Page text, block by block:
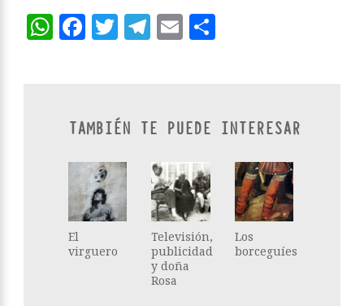
WhatsApp
Facebook
Twitter
Telegram
Email
TAMBIÉN TE PUEDE INTERESAR
El
virguero
Televisión,
publicidad
y doña
Rosa
Los
borceguíes